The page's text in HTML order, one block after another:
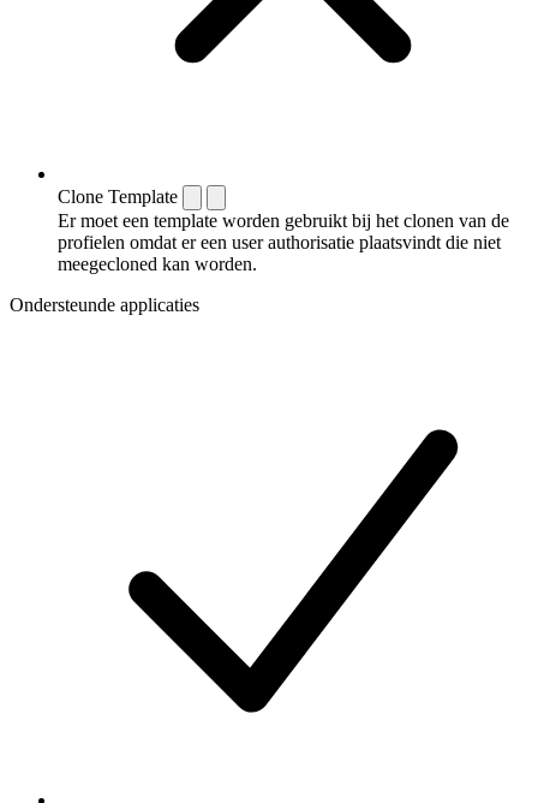
Clone Template
Er moet een template worden gebruikt bij het clonen van de
profielen omdat er een user authorisatie plaatsvindt die niet
meegecloned kan worden.
Ondersteunde applicaties